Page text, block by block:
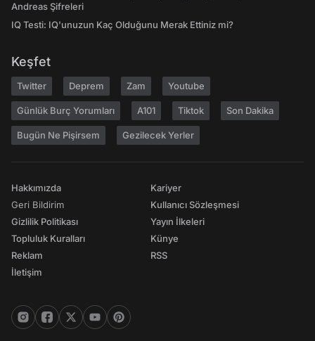
Andreas Şifreleri
IQ Testi: IQ'unuzun Kaç Olduğunu Merak Ettiniz mi?
Keşfet
Twitter Deprem Zam Youtube
Günlük Burç Yorumları A101 Tiktok Son Dakika
Bugün Ne Pişirsem Gezilecek Yerler
Hakkımızda
Geri Bildirim
Gizlilik Politikası
Topluluk Kuralları
Reklam
İletişim
Kariyer
Kullanıcı Sözleşmesi
Yayın İlkeleri
Künye
RSS